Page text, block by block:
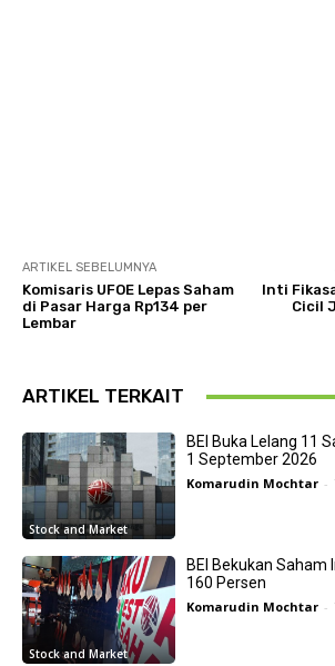
ARTIKEL SEBELUMNYA
Komisaris UFOE Lepas Saham
di Pasar Harga Rp134 per
Lembar
Inti
Cicil
ARTIKEL TERKAIT
Stock and Market
BEI Buka Lelang 11
1 September 2026
Komarudin Mochtar -
Stock and Market
BEI Bekukan Saham
160 Persen
Komarudin Mochtar -